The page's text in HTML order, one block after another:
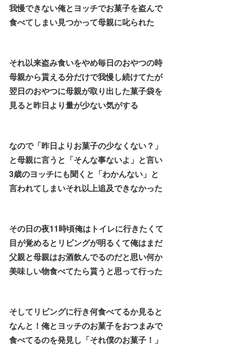
我慢できない俺とヨッチでお菓子を盗んで
食べてしまい見つかって母親に叱られた
それ以来盗み食いをやめ毎日のおやつの時
母親から貰える分だけで我慢し続けてたが
翌日のおやつに母親が取り出した菓子袋を
見ると昨日より量が少ない気がする
なので「昨日よりお菓子の少なくない？」
と母親に言うと「そんな事ないよ」と言い
3歳のヨッチにも聞くと「わかんない」と
言われてしまいそれ以上追及できなかった
その日の夜11時頃俺はトイレに行きたくて
目が覚めるとリビングが明るくて俺はまだ
父親と母親はお酒飲んでるのだと思い何か
美味しい物食べてたら貰うと思って行った
そしてリビングに行き何食べてるか見ると
なんと！俺とヨッチのお菓子をおつまみで
食べてるのを発見し「それ僕のお菓子！」